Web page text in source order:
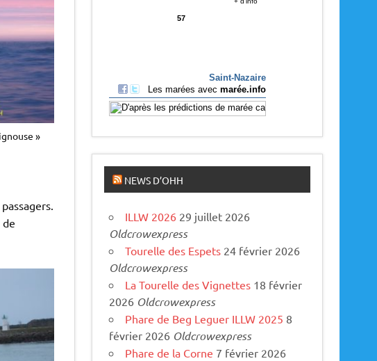
»
de
NEWS D’OHH
ILLW 2026 29 juillet 2026
Oldcrowexpress
Tourelle des Espets 24 février 2026
Oldcrowexpress
La Tourelle des Vignettes 18 février
2026 Oldcrowexpress
Phare de Beg Leguer ILLW 2025 8
février 2026 Oldcrowexpress
Phare de la Corne 7 février 2026